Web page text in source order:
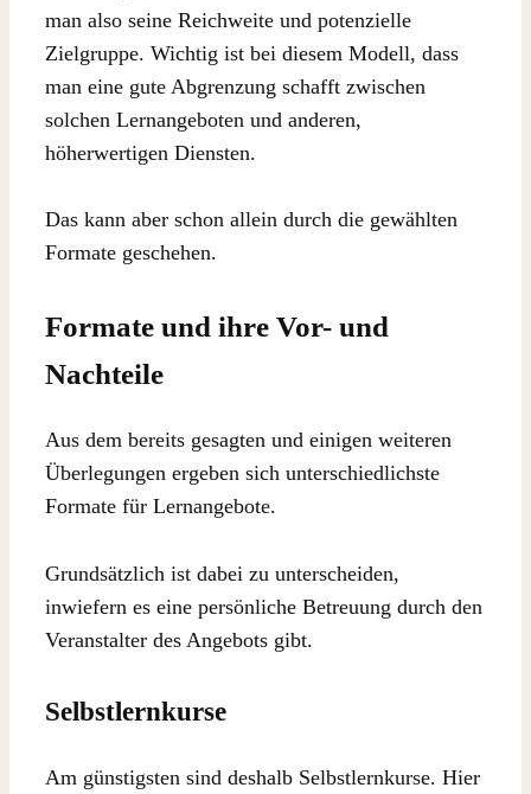
man also seine Reichweite und potenzielle
Zielgruppe. Wichtig ist bei diesem Modell, dass
man eine gute Abgrenzung schafft zwischen
solchen Lernangeboten und anderen,
höherwertigen Diensten.
Das kann aber schon allein durch die gewählten
Formate geschehen.
Formate und ihre Vor- und
Nachteile
Aus dem bereits gesagten und einigen weiteren
Überlegungen ergeben sich unterschiedlichste
Formate für Lernangebote.
Grundsätzlich ist dabei zu unterscheiden,
inwiefern es eine persönliche Betreuung durch den
Veranstalter des Angebots gibt.
Selbstlernkurse
Am günstigsten sind deshalb Selbstlernkurse. Hier